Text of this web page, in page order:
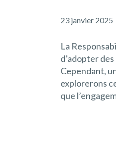
23 janvier 2025
La
d’adopter
Cependant,
explorerons
que